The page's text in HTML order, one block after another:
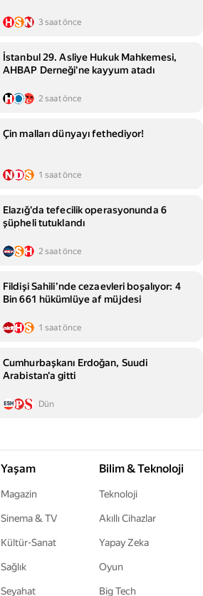
3 saat önce
İstanbul 29. Asliye Hukuk Mahkemesi,
AHBAP Derneği'ne kayyum atadı
2 saat önce
Çin malları dünyayı fethediyor!
1 saat önce
Elazığ'da tefecilik operasyonunda 6
şüpheli tutuklandı
2 saat önce
Fildişi Sahili’nde cezaevleri boşalıyor: 4
Bin 661 hükümlüye af müjdesi
1 saat önce
Cumhurbaşkanı Erdoğan, Suudi
Arabistan'a gitti
Dün
Yaşam
Magazin
Sinema & TV
Kültür-Sanat
Sağlık
Seyahat
Bilim & Teknoloji
Teknoloji
Akıllı Cihazlar
Yapay Zeka
Oyun
Big Tech